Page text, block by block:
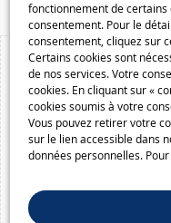
fonctionnement de
consentement. Pour le
consentement, cliquez sur
Certains cookies sont
de nos services. Votre
cookies. En cliquant sur «
cookies soumis à votre
Vous pouvez retirer votre
sur le lien accessible dans
données personnelles.